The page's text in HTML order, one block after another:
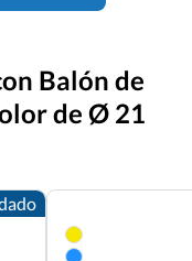
Balón de
de Ø 21